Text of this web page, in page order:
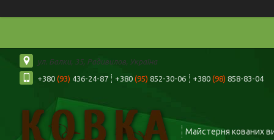
ул. Балки, 35, Радивилов, Україна
+380 (93) 436-24-87 +380 (95) 852-30-06 +380 (98) 858-83-04
Майстерня кованих